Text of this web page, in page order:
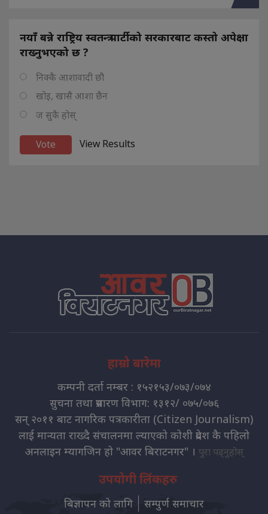
नयाँ बन्ने राष्ट्रिय स्वतन्त्र पार्टीको सरकारबाट कस्तो अपेक्षा
राख्नुभएको छ ?
निक्कै आशावादी छौ
खोइ, खासै आशा छैन
ज सुकै होस्
View Results
हाम्रो बारेमा
कम्पनी दर्ता नम्बर : १५२१५३/०७३/०७४
सुचना तथा प्रसारण विभाग: १३१२/ ०७५/०७६
सन् २०११ बाट नागरिक पत्रकारीता (Citizen Journalism)
लाई मान्यता राख्दै संचालनमा ल्याएको कोशी प्रदेश कै पहिलो
अनलाइन म्यागजिन हो "आवर बिराटनगर" । पुरा पढ्नुहोस्
उपयोगी लिंकहरु
बिज्ञापन को लागि सम्पुर्ण समाचार